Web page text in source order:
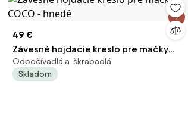
49 €
Závesné hojdacie kreslo pre mačky
COCO - hnedé
Odpočívadlá a škrabadlá
Skladom